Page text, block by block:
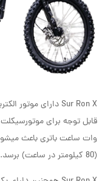
(80 کیلومتر در ساعت) برسد.